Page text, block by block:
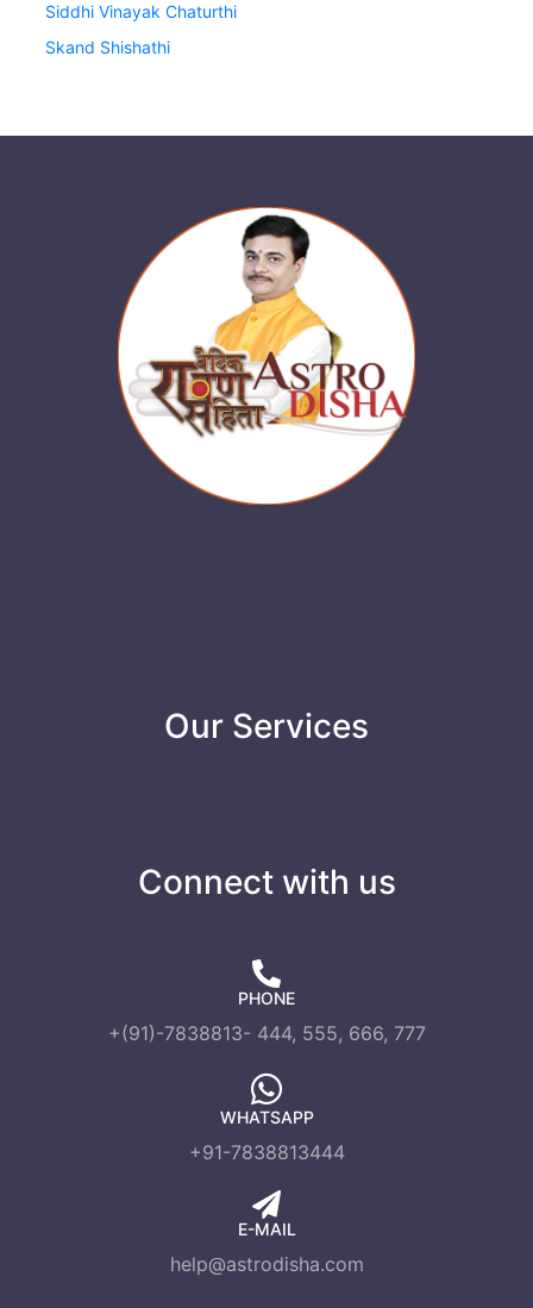
Siddhi Vinayak Chaturthi
Skand Shishathi
Our Services
Connect with us
PHONE
+(91)-7838813- 444, 555, 666, 777
WHATSAPP
+91-7838813444
E-MAIL
help@astrodisha.com